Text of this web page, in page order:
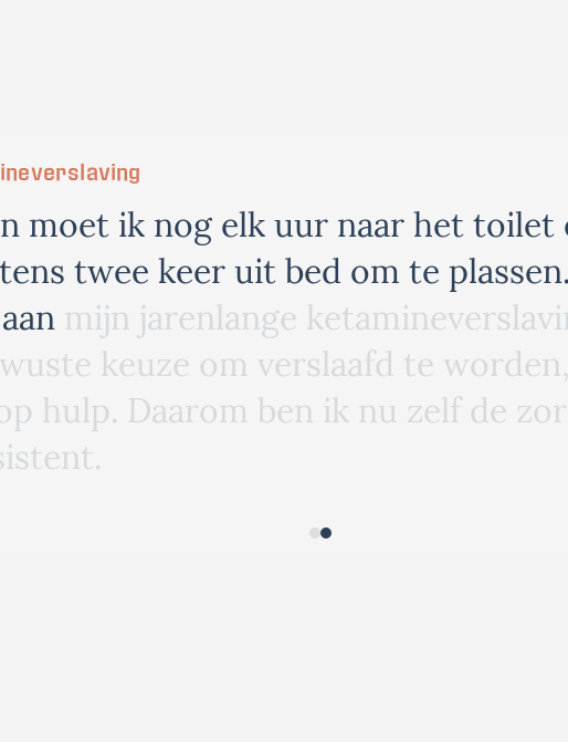
n moet ik nog elk uur naar het toilet
tens twee keer uit bed om te plassen
aan mijn jarenlange ketamineverslavi
wuste keuze om verslaafd te worden
p hulp. Daarom ben ik nu zelf de zor
istent.